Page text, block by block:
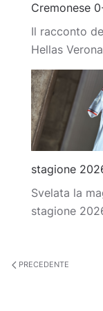
Cremonese
Il racconto
Hellas Verona
stagione
Svelata la
stagione
PRECEDENTE